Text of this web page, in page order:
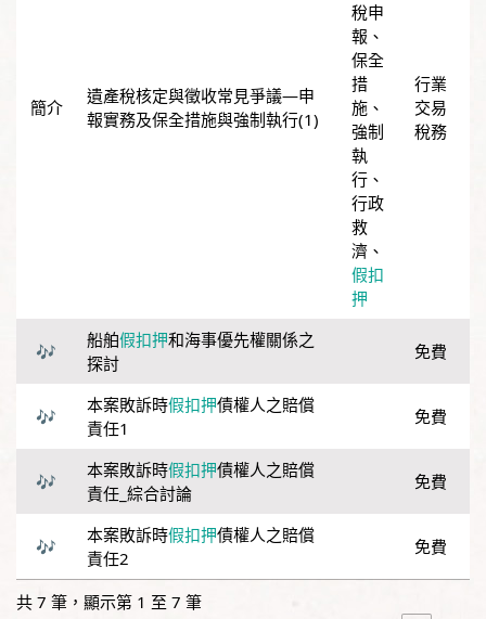
遺產稅核定與徵收常見爭議―申
報實務及保全措施與強制執行(1)
稅申
報 、
保全
措
施 、
強制
執
行 、
行政
救
濟 、
假扣
押
行業
交易
稅務
船舶假扣押和海事優先權關係之
探討
免費
本案敗訴時假扣押債權人之賠償
責任1
免費
本案敗訴時假扣押債權人之賠償
責任_綜合討論
免費
本案敗訴時假扣押債權人之賠償
責任2
免費
共 7 筆，顯示第 1 至 7 筆